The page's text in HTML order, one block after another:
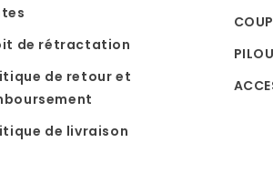
de rétractation
de retour et
de livraison